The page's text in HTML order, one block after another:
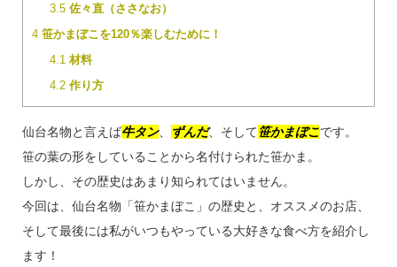
3.5佐々直（ささなお）
4笹かまぼこを120％楽しむために！
4.1 材料
4.2作り方
仙台名物と言えば牛タン、 ずんだ、そして笹かまぼこです。
笹の葉の形をしていることから名付けられた笹かま。
しかし、その歴史はあまり知られてはいません。
今回は、仙台名物「笹かまぼこ」の歴史と、オススメのお店、
そして最後には私がいつもやっている大好きな食べ方を紹介し
ます！